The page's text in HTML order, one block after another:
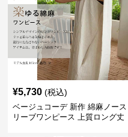
¥5,730 (税込)
ベージュコーデ 新作 綿麻ノース
リーブワンピース 上質ロング丈